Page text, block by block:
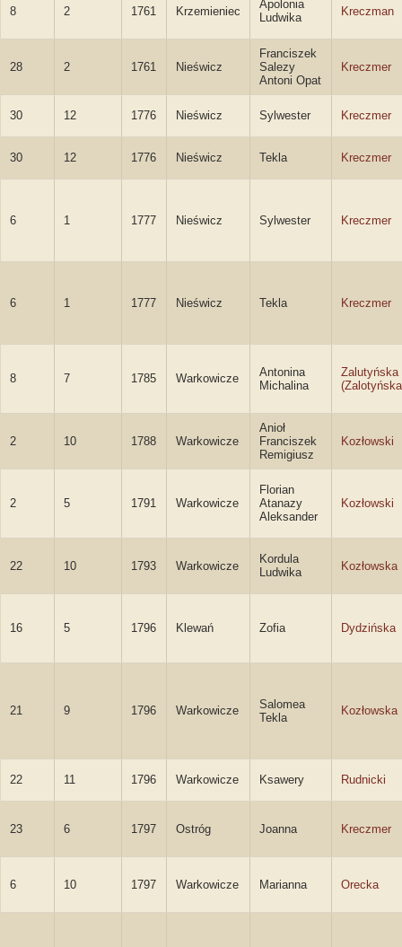
8 2 1761 Krzemieniec
Apolonia
Ludwika
Kreczman
28 2 1761 Nieświcz
Franciszek
Salezy
Antoni Opat
Kreczmer
30 12 1776 Nieświcz Sylwester Kreczmer
30 12 1776 Nieświcz Tekla Kreczmer
6 1 1777 Nieświcz Sylwester Kreczmer
6 1 1777 Nieświcz Tekla Kreczmer
8 7 1785 Warkowicze
Antonina
Michalina
Zalutyńska
2 10 1788 Warkowicze
Anioł
Franciszek
Remigiusz
Kozłowski
2 5 1791 Warkowicze
Florian
Atanazy
Aleksander
Kozłowski
22 10 1793 Warkowicze
Kordula
Ludwika
Kozłowska
16 5 1796 Klewań Zofia Dydzińska
21 9 1796 Warkowicze
Salomea
Tekla
Kozłowska
22 11 1796 Warkowicze Ksawery Rudnicki
23 6 1797 Ostróg Joanna Kreczmer
6 10 1797 Warkowicze Marianna Orecka